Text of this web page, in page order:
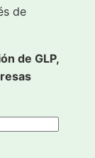
de
de GLP,